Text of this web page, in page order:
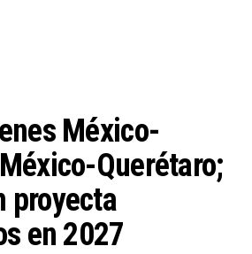
México-
Querétaro;
proyecta
en 2027